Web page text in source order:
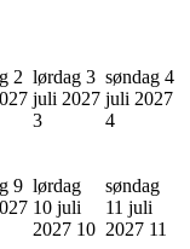
2 lørdag 3
juli 2027
3
søndag 4
juli 2027
4
9 lørdag
10 juli
2027 10
søndag
11 juli
2027 11